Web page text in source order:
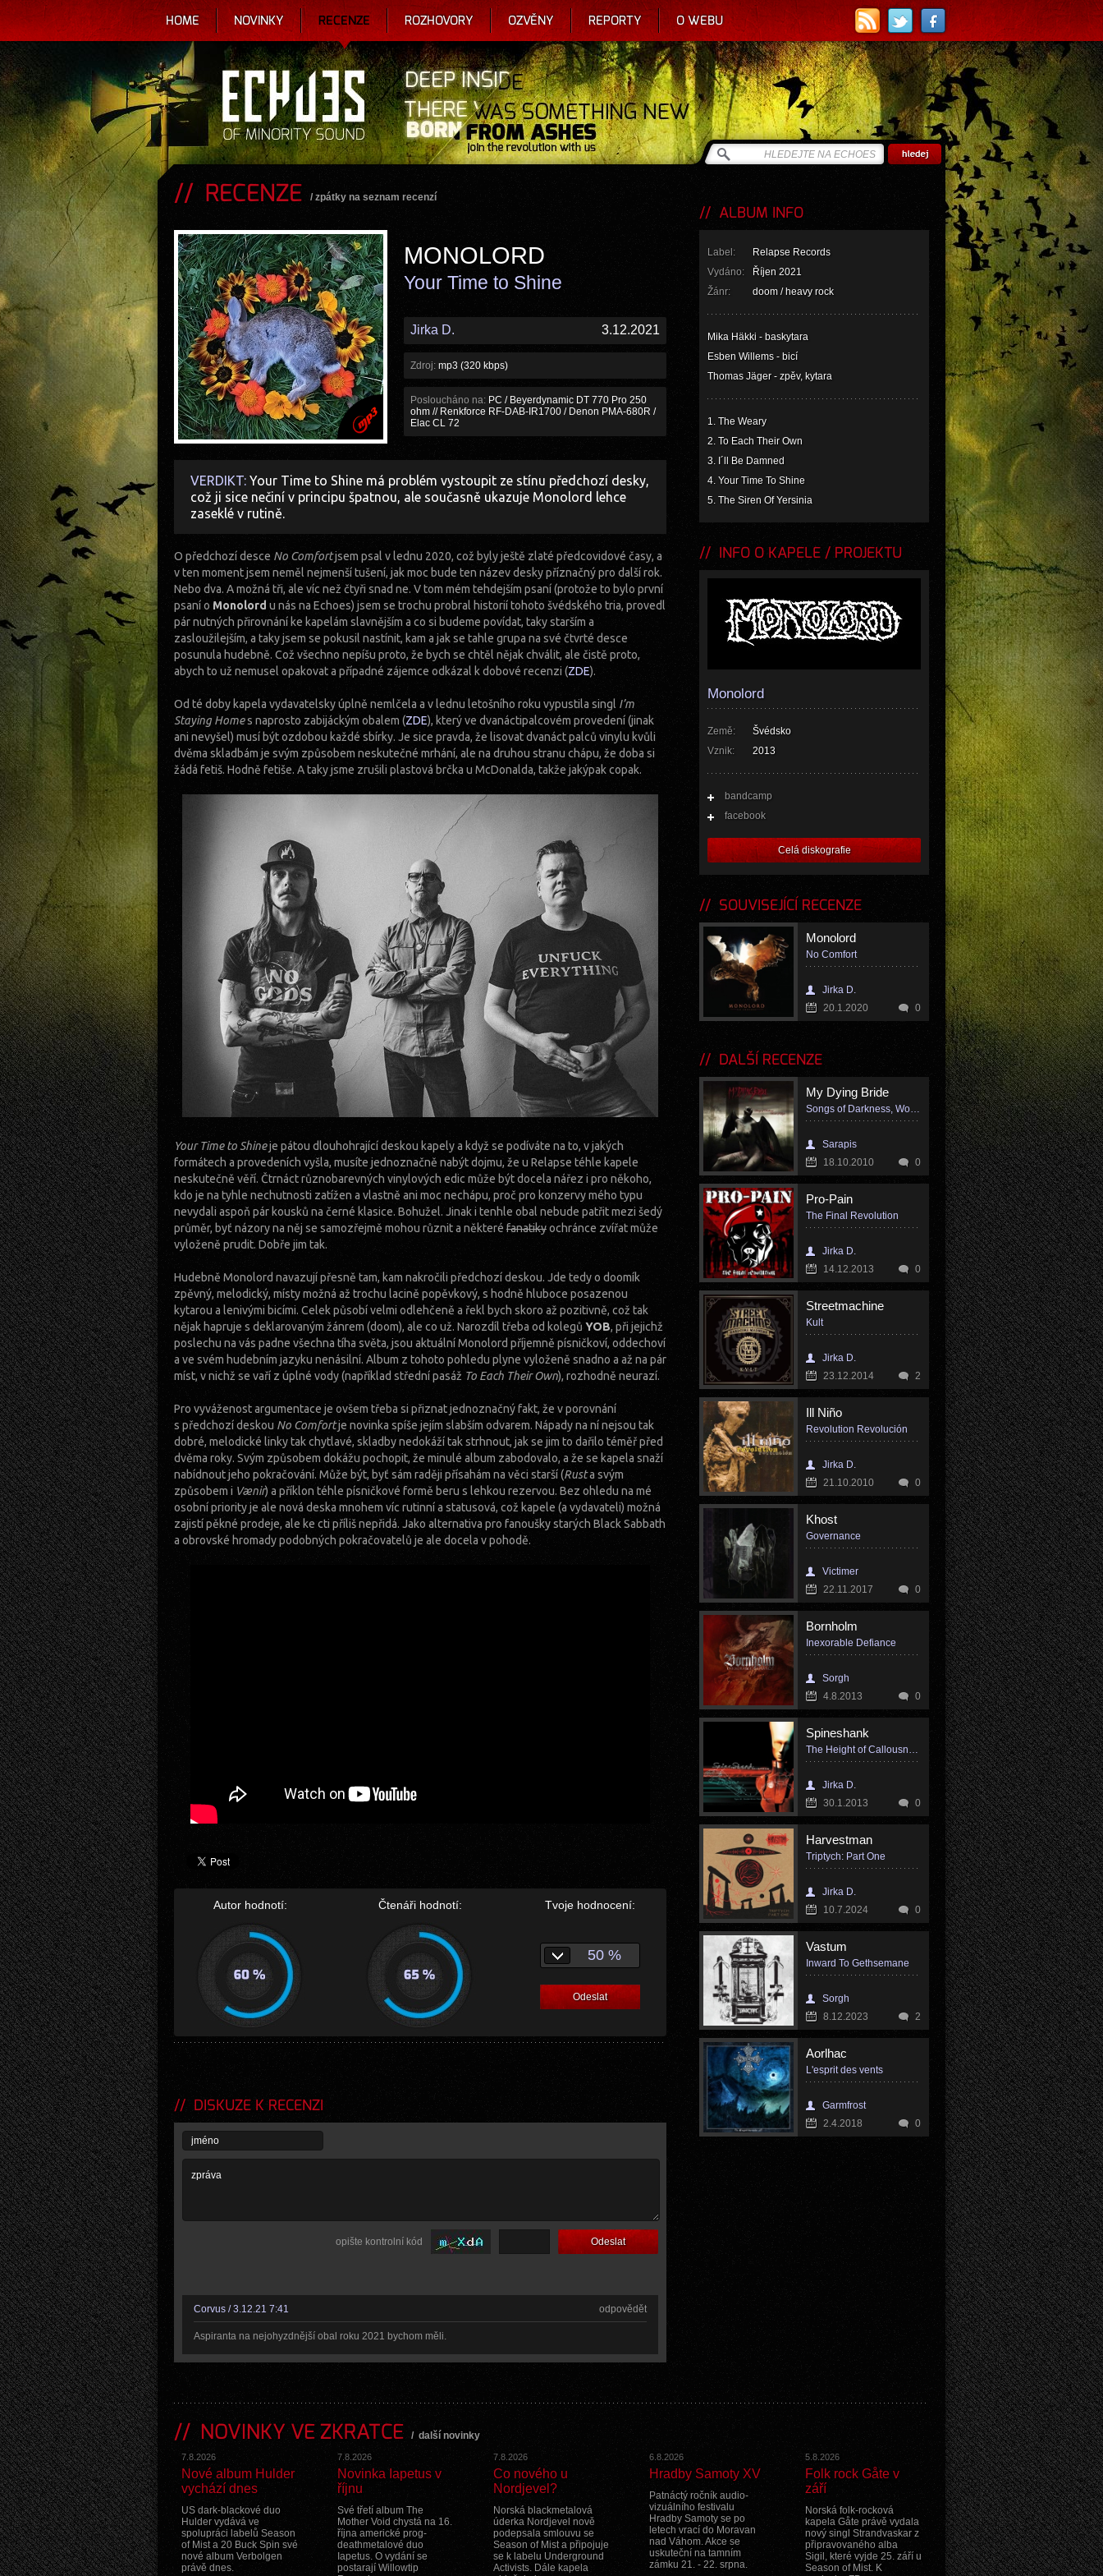
HOME NOVINKY RECENZE ROZHOVORY OZVĚNY REPORTY O WEBU
RECENZE / zpátky na seznam recenzí
MONOLORD
Your Time to Shine
Jirka D. 3.12.2021
Zdroj: mp3 (320 kbps)
Posloucháno na: PC / Beyerdynamic DT 770 Pro 250
ohm // Renkforce RF-DAB-IR1700 / Denon PMA-680R /
Elac CL 72
VERDIKT: Your Time to Shine má problém vystoupit ze stínu předchozí desky,
což ji sice nečiní v principu špatnou, ale současně ukazuje Monolord lehce
zaseklé v rutině.
O předchozí desce No Comfortjsem psal v lednu 2020, což byly ještě zlaté předcovidové časy, a
v ten moment jsem neměl nejmenší tušení, jak moc bude ten název desky příznačný pro další rok.
Nebo dva. A možná tři, ale víc než čtyři snad ne. V tom mém tehdejším psaní (protože to bylo první
psaní o Monolord u nás na Echoes) jsem se trochu probral historií tohoto švédského tria, provedl
pár nutných přirovnání ke kapelám slavnějším a co si budeme povídat, taky starším a
zasloužilejším, a taky jsem se pokusil nastínit, kam a jak se tahle grupa na své čtvrté desce
posunula hudebně. Což všechno nepíšu proto, že bych se chtěl nějak chválit, ale čistě proto,
abych to už nemusel opakovat a případné zájemce odkázal k dobové recenzi (ZDE).
Od té doby kapela vydavatelsky úplně nemlčela a v lednu letošního roku vypustila singl I’m
Staying Homes naprosto zabijáckým obalem (ZDE), který ve dvanáctipalcovém provedení (jinak
ani nevyšel) musí být ozdobou každé sbírky. Je sice pravda, že lisovat dvanáct palců vinylu kvůli
dvěma skladbám je svým způsobem neskutečné mrhání, ale na druhou stranu chápu, že doba si
žádá fetiš. Hodně fetiše. A taky jsme zrušili plastová brčka u McDonalda, takže jakýpak copak.
Your Time to Shineje pátou dlouhohrající deskou kapely a když se podíváte na to, v jakých
formátech a provedeních vyšla, musíte jednoznačně nabýt dojmu, že u Relapse téhle kapele
neskutečně věří. Čtrnáct různobarevných vinylových edic může být docela nářez i pro někoho,
kdo je na tyhle nechutnosti zatížen a vlastně ani moc nechápu, proč pro konzervy mého typu
nevydali aspoň pár kousků na černé klasice. Bohužel. Jinak i tenhle obal nebude patřit mezi šedý
průměr, byť názory na něj se samozřejmě mohou různit a některé fanatikyochránce zvířat může
vyloženě prudit. Dobře jim tak.
Hudebně Monolord navazují přesně tam, kam nakročili předchozí deskou. Jde tedy o doomík
zpěvný, melodický, místy možná až trochu lacině popěvkový, s hodně hluboce posazenou
kytarou a lenivými bicími. Celek působí velmi odlehčeně a řekl bych skoro až pozitivně, což tak
nějak hapruje s deklarovaným žánrem (doom), ale co už. Narozdíl třeba od kolegů YOB, při jejichž
poslechu na vás padne všechna tíha světa, jsou aktuální Monolord příjemně písničkoví, oddechoví
a ve svém hudebním jazyku nenásilní. Album z tohoto pohledu plyne vyloženě snadno a až na pár
míst, v nichž se vaří z úplné vody (například střední pasáž To Each Their Own), rozhodně neurazí.
Pro vyváženost argumentace je ovšem třeba si přiznat jednoznačný fakt, že v porovnání
s předchozí deskou No Comfortje novinka spíše jejím slabším odvarem. Nápady na ní nejsou tak
dobré, melodické linky tak chytlavé, skladby nedokáží tak strhnout, jak se jim to dařilo téměř před
dvěma roky. Svým způsobem dokážu pochopit, že minulé album zabodovalo, a že se kapela snaží
nabídnout jeho pokračování. Může být, byť sám raději přísahám na věci starší (Rusta svým
způsobem i Vænir) a příklon téhle písničkové formě beru s lehkou rezervou. Bez ohledu na mé
osobní priority je ale nová deska mnohem víc rutinní a statusová, což kapele (a vydavateli) možná
zajistí pěkné prodeje, ale ke cti příliš nepřidá. Jako alternativa pro fanoušky starých Black Sabbath
a obrovské hromady podobných pokračovatelů je ale docela v pohodě.
Autor hodnotí: Čtenáři hodnotí: Tvoje hodnocení:
50 %
Odeslat
DISKUZE K RECENZI
opište kontrolní kód
Corvus / 3.12.21 7:41 odpovědět
Aspiranta na nejohyzdnější obal roku 2021 bychom měli.
ALBUM INFO
Label:
Relapse Records
Vydáno:
Říjen 2021
Žánr:
doom / heavy rock
Mika Häkki - baskytara
Esben Willems - bicí
Thomas Jäger - zpěv, kytara
1. The Weary
2. To Each Their Own
3. I´ll Be Damned
4. Your Time To Shine
5. The Siren Of Yersinia
INFO O KAPELE / PROJEKTU
Monolord
Země:
Švédsko
Vznik:
2013
bandcamp
facebook
Celá diskografie
SOUVISEJÍCÍ RECENZE
Monolord
No Comfort
Jirka D.
20.1.2020
0
DALŠÍ RECENZE
My Dying Bride
Songs of Darkness, Words of Light
Sarapis
18.10.2010
0
Pro-Pain
The Final Revolution
Jirka D.
14.12.2013
0
Streetmachine
Kult
Jirka D.
23.12.2014
2
Ill Niño
Revolution Revolución
Jirka D.
21.10.2010
0
Khost
Governance
Victimer
22.11.2017
0
Bornholm
Inexorable Defiance
Sorgh
4.8.2013
0
Spineshank
The Height of Callousness
Jirka D.
30.1.2013
0
Harvestman
Triptych: Part One
Jirka D.
10.7.2024
0
Vastum
Inward To Gethsemane
Sorgh
8.12.2023
2
Aorlhac
L'esprit des vents
Garmfrost
2.4.2018
0
NOVINKY VE ZKRATCE / další novinky
7.8.2026
Nové album Hulder
vychází dnes
US dark-blackové duo
Hulder vydává ve
spolupráci labelů Season
of Mist a 20 Buck Spin své
nové album Verbolgen
právě dnes.
7.8.2026
Novinka Iapetus v
říjnu
Své třetí album The
Mother Void chystá na 16.
října americké prog-
deathmetalové duo
Iapetus. O vydání se
postarají Willowtip
7.8.2026
Co nového u
Nordjevel?
Norská blackmetalová
úderka Nordjevel nově
podepsala smlouvu se
Season of Mist a připojuje
se k labelu Underground
Activists. Dále kapela
6.8.2026
Hradby Samoty XV
Patnáctý ročník audio-
vizuálního festivalu
Hradby Samoty se po
letech vrací do Moravan
nad Váhom. Akce se
uskuteční na tamním
zámku 21. - 22. srpna.
5.8.2026
Folk rock Gåte v
září
Norská folk-rocková
kapela Gåte právě vydala
nový singl Strandvaskar z
připravovaného alba
Sigil, které vyjde 25. září u
Season of Mist. K